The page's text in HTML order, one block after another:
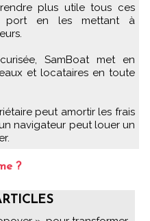
plus utile tous ces
port en les mettant à
SamBoat met en
et locataires en toute
peut amortir les frais
navigateur peut louer un
?